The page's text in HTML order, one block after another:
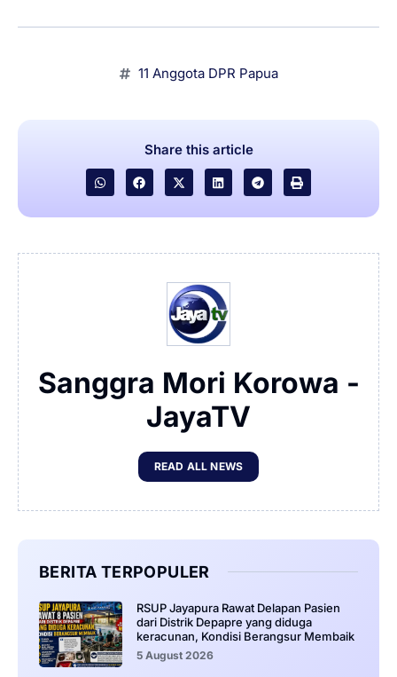
11 Anggota DPR Papua
Share this article
Sanggra Mori Korowa -
JayaTV
READ ALL NEWS
BERITA TERPOPULER
RSUP Jayapura Rawat Delapan Pasien
dari Distrik Depapre yang diduga
keracunan, Kondisi Berangsur Membaik
5 August 2026